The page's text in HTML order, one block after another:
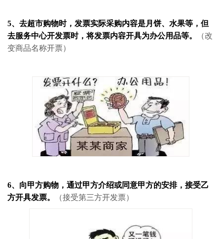
5、去超市购物时，发票实际采购内容是月饼、水果等，但
去服务中心开发票时，将发票内容开具为办公用品等。
（改
变商品名称开票）
6、向甲方购物，通过甲方介绍或同意甲方的安排，接受乙
方开具发票。
（接受第三方开发票）